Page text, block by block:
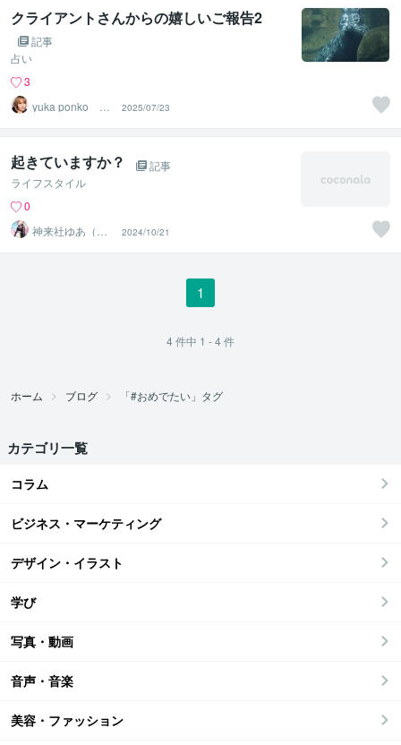
クライアントさんからの嬉しいご報告2
記事
占い
3
yuka ponko 寄
り添い系占い師
2025/07/23
起きていますか？
記事
ライフスタイル
0
神来社ゆあ（旧
ゆあぱんまん）
2024/10/21
1
4件中 1 - 4件
ホーム ブログ 「#おめでたい」タグ
カテゴリ一覧
コラム
ビジネス・マーケティング
デザイン・イラスト
学び
写真・動画
音声・音楽
美容・ファッション